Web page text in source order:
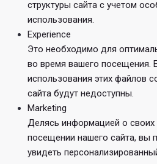
структуры сайта с учетом
использования.
Experience
Это необходимо для
во время вашего посещения.
использования этих файлов
сайта будут недоступны.
Marketing
Делясь информацией о своих
посещении нашего сайта, вы
увидеть